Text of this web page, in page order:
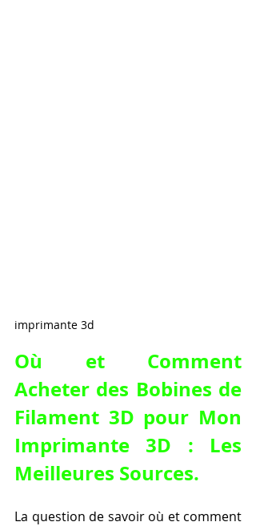
imprimante 3d
Acheter des Bobines de
Filament 3D pour Mon
Imprimante 3D : Les
Meilleures Sources.